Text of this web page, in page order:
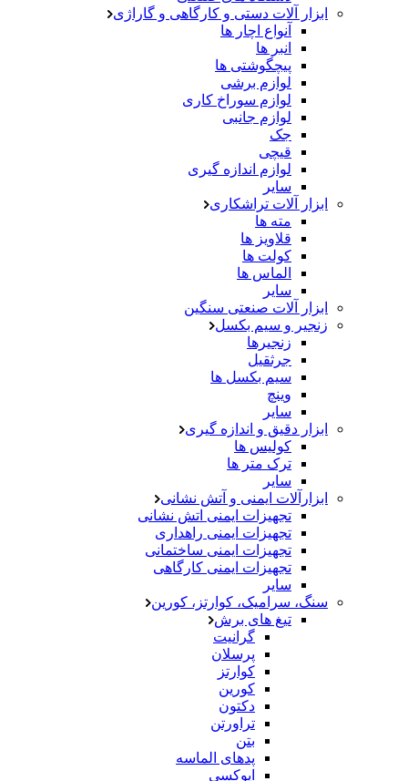
ابزار آلات دستی و کارگاهی و گاراژی
آنواع اچار ها
انبر ها
پیچگوشتی ها
لوازم برشی
لوازم سوراخ کاری
لوازم جانبی
جک
قیچی
لوازم اندازه گیری
سایر
ابزار آلات تراشکاری
مته ها
قلاویز ها
کولت ها
الماس ها
سایر
ابزار آلات صنعتی سنگین
زنجیر و سیم بکسل
زنجیرها
جرثقیل
سیم بکسل ها
وینچ
سایر
ابزار دقیق و اندازه گیری
کولیس ها
ترک متر ها
سایر
ابزارآلات ایمنی و آتش نشانی
تجهیزات ایمنی اتش نشانی
تجهیزات ایمنی راهداری
تجهیزات ایمنی ساختمانی
تجهیزات ایمنی کارگاهی
سایر
سنگ، سرامیک، کوارتز، کورین
تیغ های برش
گرانیت
پرسلان
کوارتز
کورین
دکتون
تراورتن
بتن
پدهای الماسه
اپوکسی